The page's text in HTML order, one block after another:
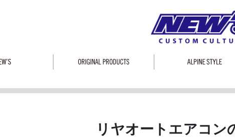
リヤオートエアコン